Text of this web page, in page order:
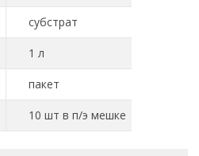
субстрат
1 л
пакет
10 шт в п/э мешке